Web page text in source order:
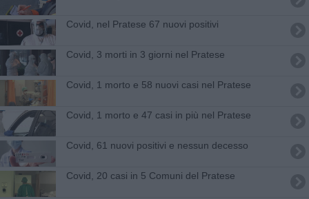
Covid, nel Pratese 67 nuovi positivi
Covid, 3 morti in 3 giorni nel Pratese
Covid, 1 morto e 58 nuovi casi nel Pratese
Covid, 1 morto e 47 casi in più nel Pratese
Covid, 61 nuovi positivi e nessun decesso
Covid, 20 casi in 5 Comuni del Pratese